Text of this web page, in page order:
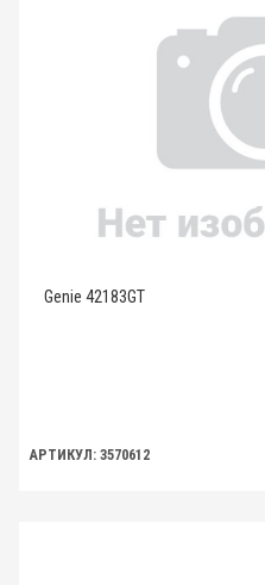
Genie 42183GT
АРТИКУЛ: 3570612